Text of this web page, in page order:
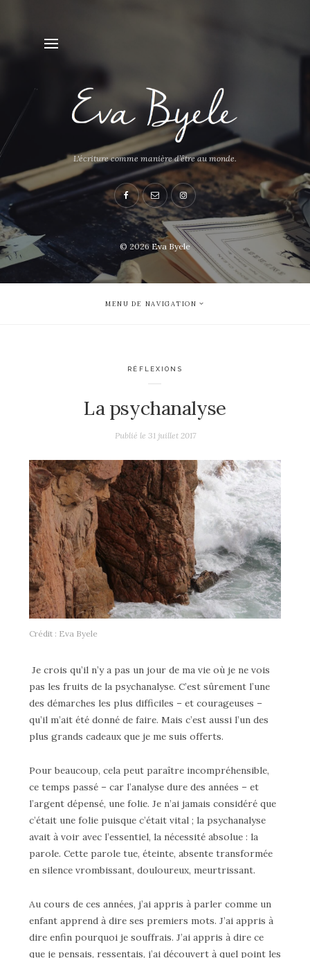
L'écriture comme manière d’être au monde.
© 2026 Eva Byele
MENU DE NAVIGATION
RÉFLEXIONS
La psychanalyse
Publié le 31 juillet 2017
Crédit : Eva Byele
Je crois qu’il n’y a pas un jour de ma vie où je ne vois
pas les fruits de la psychanalyse. C’est sûrement l’une
des démarches les plus difficiles – et courageuses –
qu’il m’ait été donné de faire. Mais c’est aussi l’un des
plus grands cadeaux que je me suis offerts.
Pour beaucoup, cela peut paraître incompréhensible,
ce temps passé – car l’analyse dure des années – et
l’argent dépensé, une folie. Je n’ai jamais considéré que
c’était une folie puisque c’était vital ; la psychanalyse
avait à voir avec l’essentiel, la nécessité absolue : la
parole. Cette parole tue, éteinte, absente transformée
en silence vrombissant, douloureux, meurtrissant.
Au cours de ces années, j’ai appris à parler comme un
enfant apprend à dire ses premiers mots. J’ai appris à
dire enfin pourquoi je souffrais. J’ai appris à dire ce
que je pensais, ressentais, j’ai découvert à quel point les